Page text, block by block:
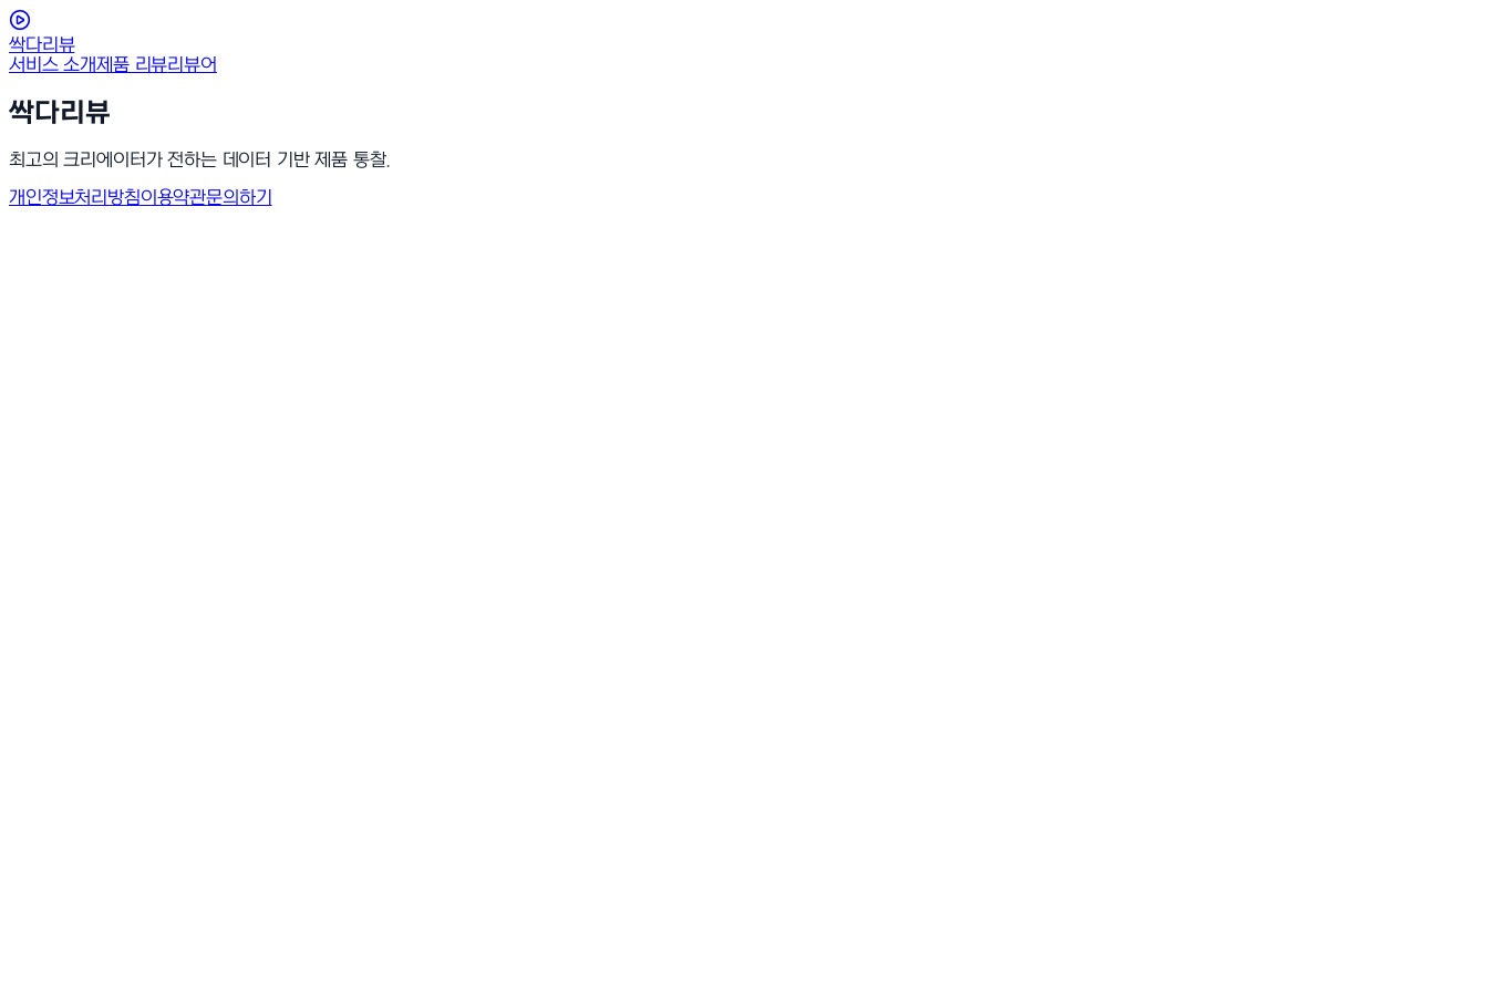
싹다리뷰
서비스 소개제품 리뷰리뷰어
싹다리뷰
최고의 크리에이터가 전하는 데이터 기반 제품 통찰.
개인정보처리방침이용약관문의하기